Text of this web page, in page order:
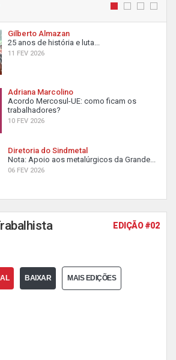
Gilberto Almazan
25 anos de história e luta...
11 FEV 2026
Adriana Marcolino
Acordo Mercosul-UE: como ficam os
trabalhadores?
10 FEV 2026
Diretoria do Sindmetal
Nota: Apoio aos metalúrgicos da Grande...
06 FEV 2026
EDIÇÃO #02
BAIXAR MAIS EDIÇÕES